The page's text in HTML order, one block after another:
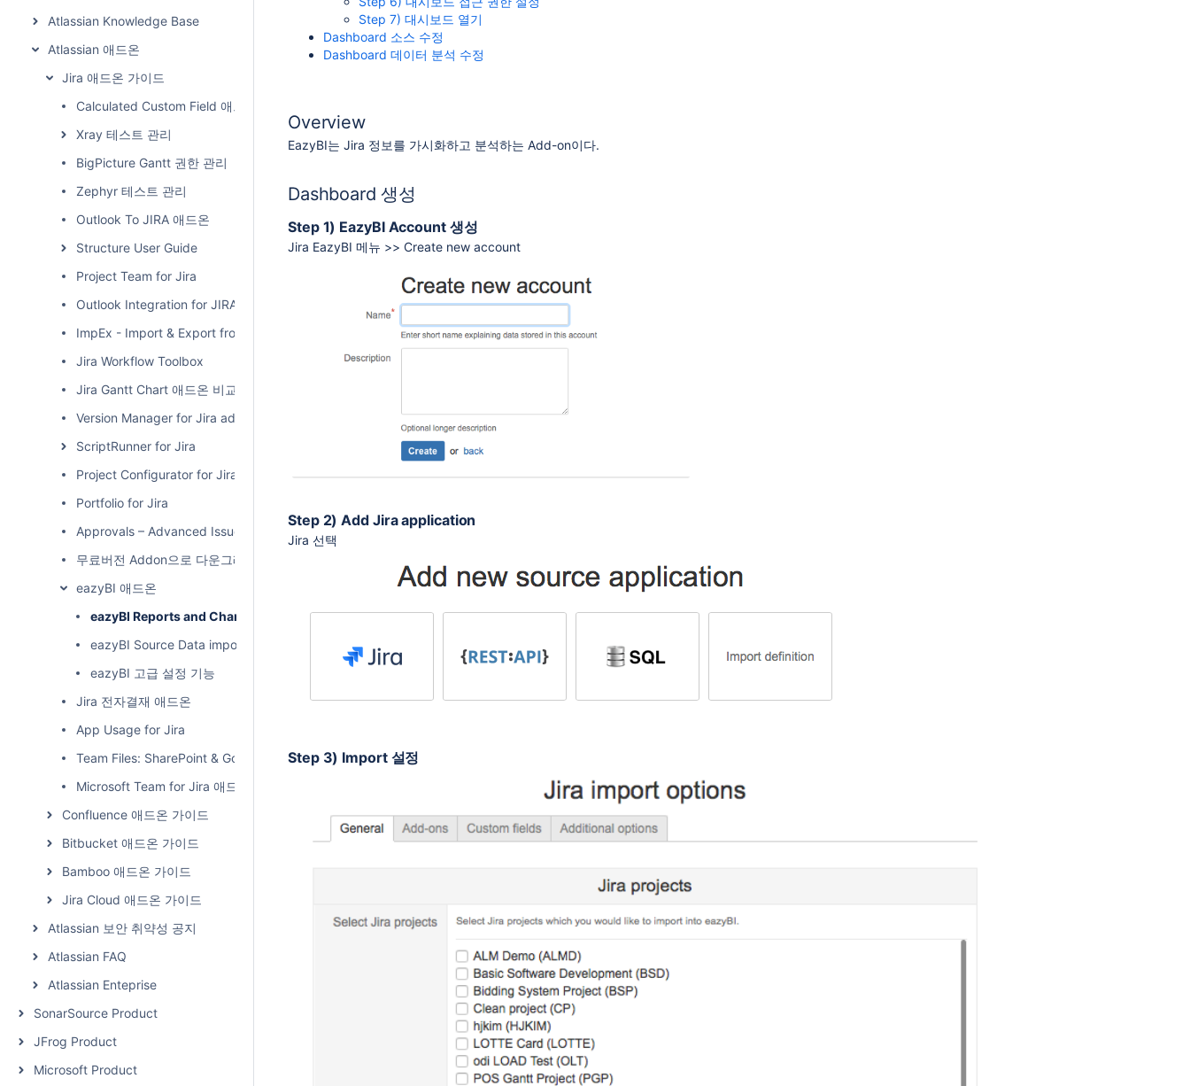
Atlassian Knowledge Base
Atlassian 애드온
Jira 애드온 가이드
Calculated Custom Field 애드온
Xray 테스트 관리
BigPicture Gantt 권한 관리
Zephyr 테스트 관리
Outlook To JIRA 애드온
Structure User Guide
Project Team for Jira
Outlook Integration for JIRA
ImpEx - Import & Export from/to MS Excel
Jira Workflow Toolbox
Jira Gantt Chart 애드온 비교
Version Manager for Jira add-on
ScriptRunner for Jira
Project Configurator for Jira
Portfolio for Jira
Approvals – Advanced Issue Acceptance
무료버전 Addon으로 다운그레이드 하기
eazyBI 애드온
eazyBI Reports and Charts 대시보드 만들기
eazyBI Source Data import 스케쥴이 실행되지 않는 문제
eazyBI 고급 설정 기능
Jira 전자결재 애드온
App Usage for Jira
Team Files: SharePoint & Google Drive for Jira
Microsoft Team for Jira 애드온
Confluence 애드온 가이드
Bitbucket 애드온 가이드
Bamboo 애드온 가이드
Jira Cloud 애드온 가이드
Atlassian 보안 취약성 공지
Atlassian FAQ
Atlassian Enteprise
SonarSource Product
JFrog Product
Microsoft Product
Step 7) 대시보드 열기
Dashboard 소스 수정
Dashboard 데이터 분석 수정
Overview
EazyBI는 Jira 정보를 가시화하고 분석하는 Add-on이다.
Dashboard 생성
Step 1) EazyBI Account 생성
Jira EazyBI 메뉴 >> Create new account
Step 2) Add Jira application
Jira 선택
Step 3) Import 설정